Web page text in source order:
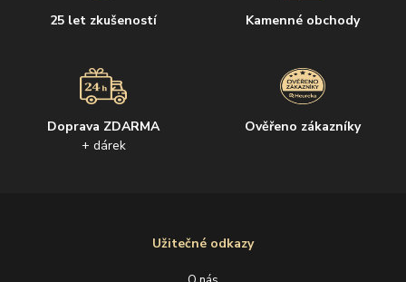
25 let zkušeností Kamenné obchody
Doprava ZDARMA
+ dárek
Ověřeno zákazníky
Užitečné odkazy